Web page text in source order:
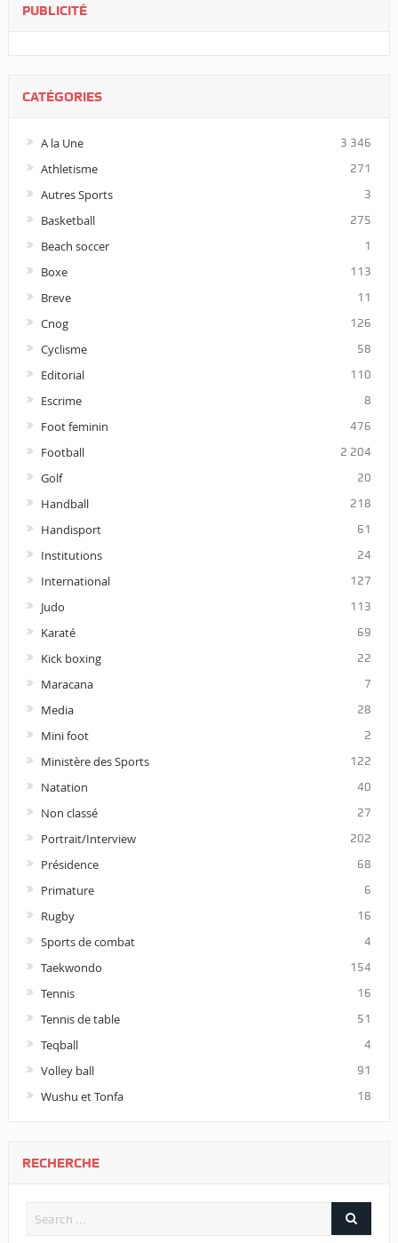
PUBLICITÉ
CATÉGORIES
A la Une 3 346
Athletisme 271
Autres Sports 3
Basketball 275
Beach soccer 1
Boxe 113
Breve 11
Cnog 126
Cyclisme 58
Editorial 110
Escrime 8
Foot feminin 476
Football 2 204
Golf 20
Handball 218
Handisport 61
Institutions 24
International 127
Judo 113
Karaté 69
Kick boxing 22
Maracana 7
Media 28
Mini foot 2
Ministère des Sports 122
Natation 40
Non classé 27
Portrait/Interview 202
Présidence 68
Primature 6
Rugby 16
Sports de combat 4
Taekwondo 154
Tennis 16
Tennis de table 51
Teqball 4
Volley ball 91
Wushu et Tonfa 18
RECHERCHE